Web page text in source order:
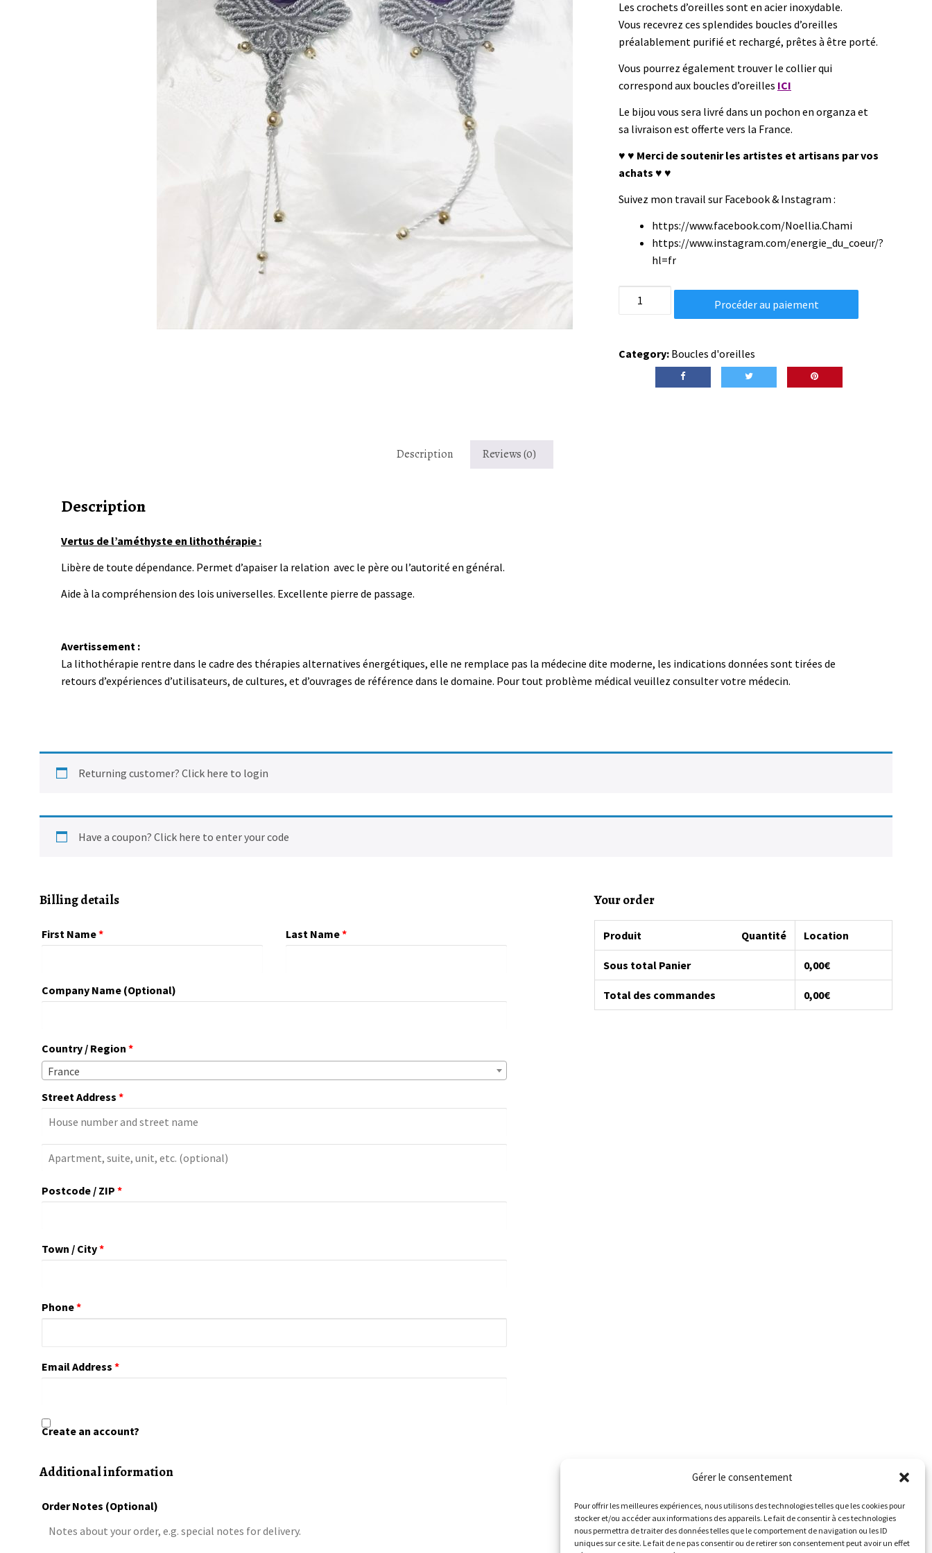
Gérer le consentement
Pour offrir les meilleures expériences, nous utilisons des technologies telles que les cookies pour
stocker et/ou accéder aux informations des appareils. Le fait de consentir à ces technologies
nous permettra de traiter des données telles que le comportement de navigation ou les ID
uniques sur ce site. Le fait de ne pas consentir ou de retirer son consentement peut avoir un effet
Les crochets d’oreilles sont en acier inoxydable.
Vous recevrez ces splendides boucles d’oreilles
préalablement purifié et rechargé, prêtes à être porté.
Vous pourrez également trouver le collier qui
correspond aux boucles d’oreilles ICI
Le bijou vous sera livré dans un pochon en organza et
sa livraison est offerte vers la France.
♥ ♥ Merci de soutenir les artistes et artisans par vos
achats ♥ ♥
Suivez mon travail sur Facebook & Instagram :
https://www.facebook.com/Noellia.Chami
https://www.instagram.com/energie_du_coeur/?
hl=fr
laiton
Procéder au paiement
Category: Boucles d'oreilles
Description Reviews (0)
Description
Vertus de l’améthyste en lithothérapie :
Libère de toute dépendance. Permet d’apaiser la relation avec le père ou l’autorité en général.
Aide à la compréhension des lois universelles. Excellente pierre de passage.
Avertissement :
La lithothérapie rentre dans le cadre des thérapies alternatives énergétiques, elle ne remplace pas la médecine dite moderne, les indications données sont tirées de
retours d’expériences d’utilisateurs, de cultures, et d’ouvrages de référence dans le domaine. Pour tout problème médical veuillez consulter votre médecin.
Returning customer? Click here to login
Have a coupon? Click here to enter your code
Billing details
First Name* Last Name*
Company Name (optional)
Country / Region *
France
Street Address *
Apartment,
Unit,
Postcode / ZIP *
Town / City*
Phone*
Email Address *
Create an account?
Additional information
Order Notes (optional)
Your order
Produit Quantité Location
Sous total Panier 0,00€
Total des commandes 0,00€